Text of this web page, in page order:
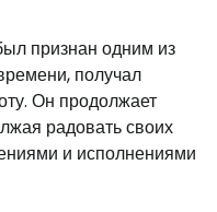
признан одним из
получал
Он продолжает
радовать своих
и исполнениями